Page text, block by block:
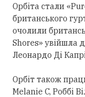
Орбіта стали
британського
очолили
Shores» увійшла
Леонардо Ді
Орбіт також
Melanie C, Роббі